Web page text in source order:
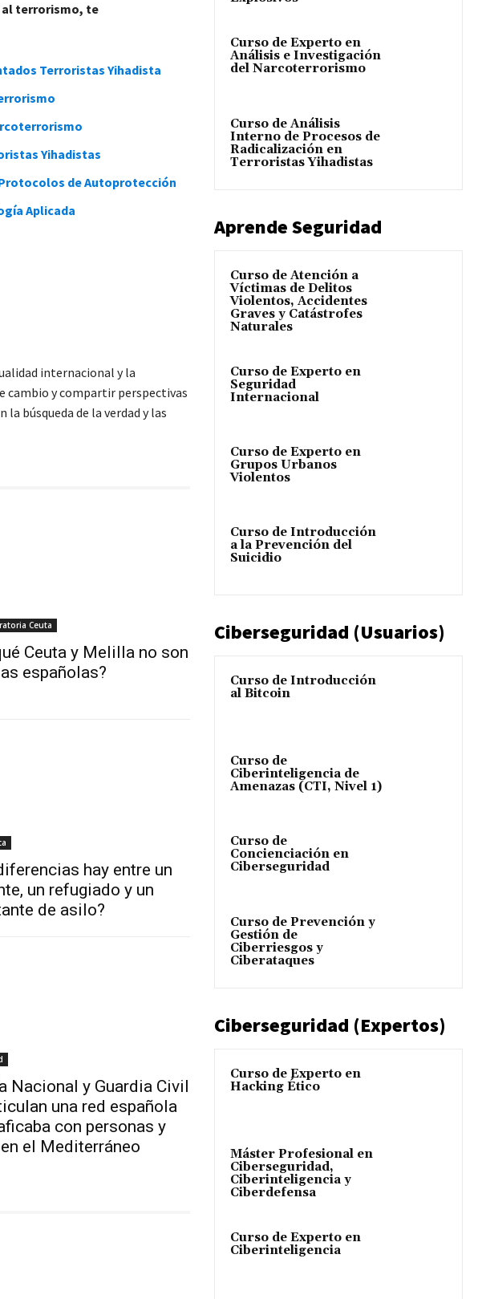
al terrorismo, te
Terroristas Yihadista
Yihadistas
de Autoprotección
Aplicada
internacional y la
cambio y compartir perspectivas
búsqueda de la verdad y las
Ceuta
Ceuta y Melilla no son
españolas?
hay entre un
un refugiado y un
de asilo?
Nacional y Guardia Civil
una red española
con personas y
el Mediterráneo
Curso de Experto en
Análisis e Investigación
del Narcoterrorismo
Curso de Análisis
Interno de Procesos de
Radicalización en
Terroristas Yihadistas
Aprende Seguridad
Curso de Atención a
Víctimas de Delitos
Violentos, Accidentes
Graves y Catástrofes
Naturales
Curso de Experto en
Seguridad
Internacional
Curso de Experto en
Grupos Urbanos
Violentos
Curso de Introducción
a la Prevención del
Suicidio
Ciberseguridad (Usuarios)
Curso de Introducción
al Bitcoin
Curso de
Ciberinteligencia de
Amenazas (CTI, Nivel 1)
Curso de
Concienciación en
Ciberseguridad
Curso de Prevención y
Gestión de
Ciberriesgos y
Ciberataques
Ciberseguridad (Expertos)
Curso de Experto en
Hacking Ético
Máster Profesional en
Ciberseguridad,
Ciberinteligencia y
Ciberdefensa
Curso de Experto en
Ciberinteligencia